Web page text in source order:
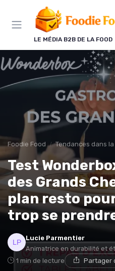
LE MÉDIA B2B DE LA FOOD
Foodie Food Tendances dans
Test
des Grands
plan resto
trop se
Lucie Parmentier
Animatrice en durabilité et
1 min de lecture Partager
Panneau de gestion des